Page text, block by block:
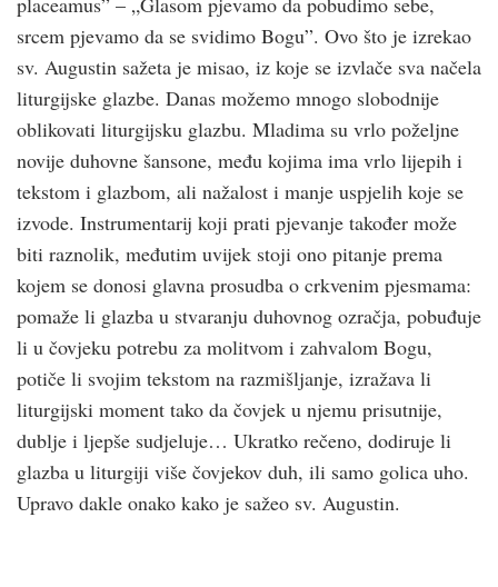
srcem pjevamo da se svidimo Bogu”. Ovo što je izrekao
sv. Augustin sažeta je misao, iz koje se izvlače sva načela
liturgijske glazbe. Danas možemo mnogo slobodnije
oblikovati liturgijsku glazbu. Mladima su vrlo poželjne
novije duhovne šansone, među kojima ima vrlo lijepih i
tekstom i glazbom, ali nažalost i manje uspjelih koje se
izvode. Instrumentarij koji prati pjevanje također može
biti raznolik, međutim uvijek stoji ono pitanje prema
kojem se donosi glavna prosudba o crk­venim pjesmama:
pomaže li glazba u stvaranju duhovnog ozračja, pobuđuje
li u čovjeku potrebu za molitvom i zahvalom Bogu,
potiče li svojim tekstom na razmišljanje, izražava li
liturgijski moment tako da čovjek u njemu prisutnije,
dublje i ljepše sudjeluje… Ukratko rečeno, dodiruje li
glazba u liturgiji više čovjekov duh, ili samo golica uho.
Upravo dakle onako kako je sažeo sv. Augustin.